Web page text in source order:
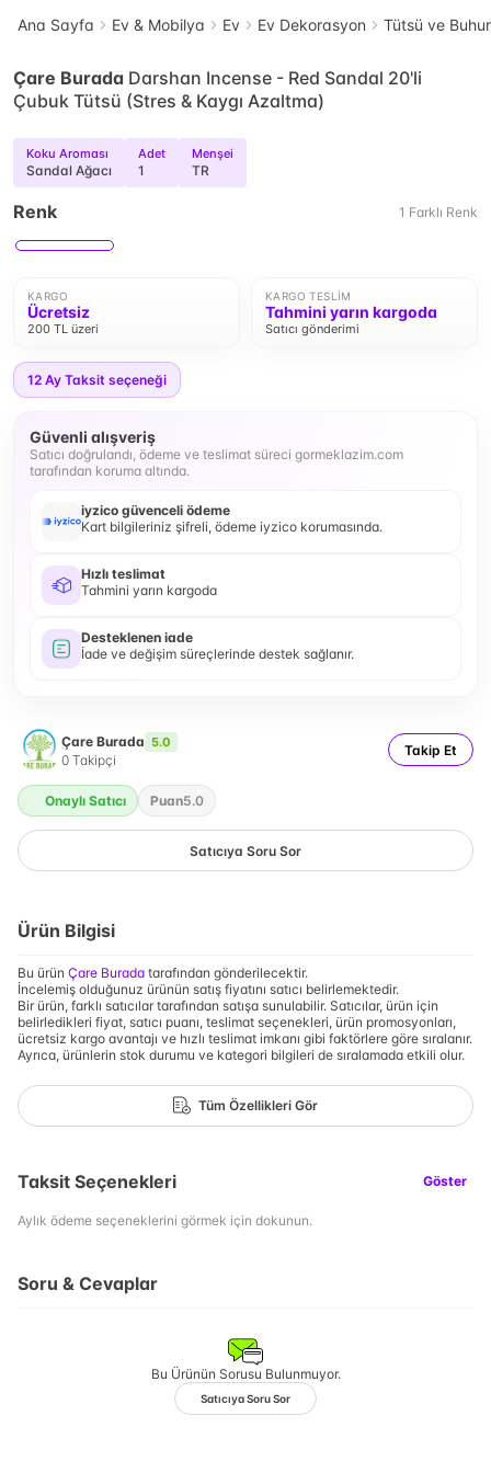
Ana Sayfa Ev & Mobilya Ev Ev Dekorasyon Tütsü ve
Çare Burada Darshan Incense - Red Sandal 20'li
Çubuk Tütsü (Stres & Kaygı Azaltma)
Koku Aroması
Sandal Ağacı
Adet
1
Menşei
TR
Renk 1 Farklı Renk
KARGO
Ücretsiz
200 TL üzeri
KARGO TESLIM
Tahmini yarın kargoda
Satıcı gönderimi
12 Ay Taksit seçeneği
Güvenli alışveriş
Satıcı doğrulandı, ödeme ve teslimat süreci gormeklazim.com
tarafından koruma altında.
iyzico güvenceli ödeme
Kart bilgileriniz şifreli, ödeme iyzico korumasında.
Hızlı teslimat
Tahmini yarın kargoda
Desteklenen iade
İade ve değişim süreçlerinde destek sağlanır.
Çare Burada 5.0
0 Takipçi
Takip Et
Onaylı Satıcı Puan5.0
Satıcıya Soru Sor
Ürün Bilgisi
Bu ürün Çare Burada tarafından gönderilecektir.
İncelemiş olduğunuz ürünün satış fiyatını satıcı belirlemektedir.
Bir ürün, farklı satıcılar tarafından satışa sunulabilir. Satıcılar, ürün için
belirledikleri fiyat, satıcı puanı, teslimat seçenekleri, ürün promosyonları,
ücretsiz kargo avantajı ve hızlı teslimat imkanı gibi faktörlere göre sıralanır.
Ayrıca, ürünlerin stok durumu ve kategori bilgileri de sıralamada etkili olur.
Tüm Özellikleri Gör
Taksit Seçenekleri Göster
Aylık ödeme seçeneklerini görmek için dokunun.
Soru & Cevaplar
Bu Ürünün Sorusu Bulunmuyor.
Satıcıya Soru Sor